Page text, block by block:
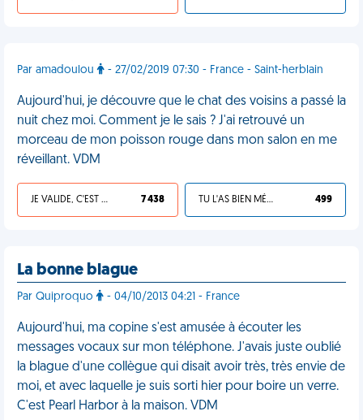
Par amadoulou - 27/02/2019 07:30 - France - Saint-herblain
Aujourd'hui, je découvre que le chat des voisins a passé la
nuit chez moi. Comment je le sais ? J'ai retrouvé un
morceau de mon poisson rouge dans mon salon en me
réveillant. VDM
JE VALIDE, C'EST UNE VDM 7 438 TU L'AS BIEN MÉRITÉ 499
La bonne blague
Par Quiproquo - 04/10/2013 04:21 - France
Aujourd'hui, ma copine s'est amusée à écouter les
messages vocaux sur mon téléphone. J'avais juste oublié
la blague d'une collègue qui disait avoir très, très envie de
moi, et avec laquelle je suis sorti hier pour boire un verre.
C'est Pearl Harbor à la maison. VDM